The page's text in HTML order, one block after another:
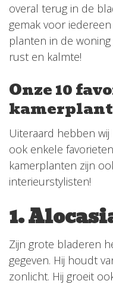
overal terug in de
gemak voor
planten in de
rust en kalmte!
Onze 10
Uiteraard hebben
ook enkele
kamerplanten zijn
interieurstylisten!
1.
Zijn grote bladeren
gegeven. Hij houdt
zonlicht. Hij groeit